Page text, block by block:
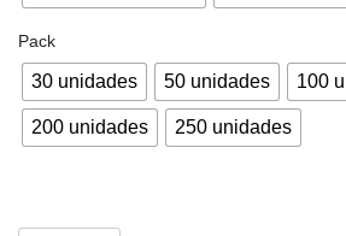
Pack
30 unidades 50 unidades 100
200 unidades 250 unidades